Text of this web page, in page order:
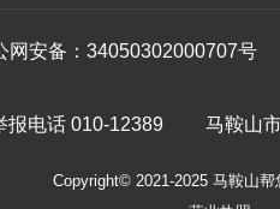
网安备：34050302000707号
报电话 010-12389 马鞍山
Copyright© 2021-2025 马鞍山